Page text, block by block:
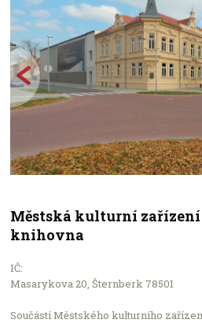
Městská kulturní zařízení
knihovna
IČ:
Masarykova 20, Šternberk 78501
Součástí Městského kulturního